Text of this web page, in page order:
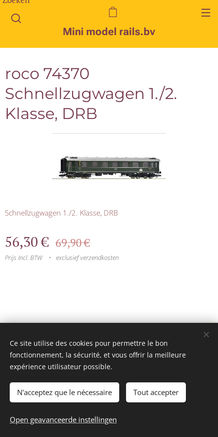
Mini model rails.bv
roco 74370
Schnellzugwagen 1./2.
Klasse, DRB
Schnellzugwagen 1./2. Klasse, DRB
56,30€ 69,90€
Prijs Incl. BTW exclusief verzendkosten
Niet in voorraad
mini model rails
Talen
Français
Nederlands
Ce site utilise des cookies pour permettre le bon
fonctionnement, la sécurité, et vous offrir la meilleure
expérience utilisateur possible.
N'acceptez que le nécessaire Tout accepter
Open geavanceerde instellingen